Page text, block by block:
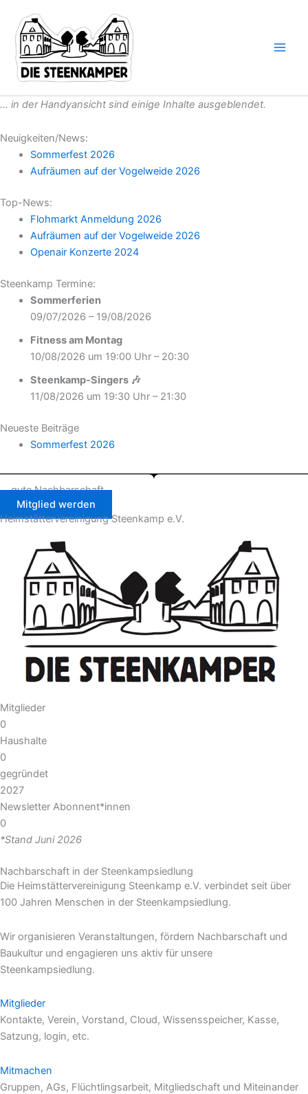
Inhalt
springen
… in der Handyansicht sind einige Inhalte ausgeblendet.
Neuigkeiten/News:
Sommerfest 2026
Aufräumen auf der Vogelweide 2026
Top-News:
Flohmarkt Anmeldung 2026
Aufräumen auf der Vogelweide 2026
Openair Konzerte 2024
Steenkamp Termine:
Sommerferien
09/07/2026 – 19/08/2026
Fitness am Montag
10/08/2026 um 19:00 Uhr – 20:30
Steenkamp-Singers 🎶
11/08/2026 um 19:30 Uhr – 21:30
Neueste Beiträge
Sommerfest 2026
... gute Nachbarschaft
Mitglied werden
Heimstätter­vereinigung Steenkamp e.V.
Mitglieder
0
Haushalte
0
gegründet
2027
Newsletter Abonnent*innen​
0
*Stand Juni 2026
Nachbarschaft in der Steenkampsiedlung
Die Heimstättervereinigung Steenkamp e.V. verbindet seit über
100 Jahren Menschen in der Steenkampsiedlung.
Wir organisieren Veranstaltungen, fördern Nachbarschaft und
Baukultur und engagieren uns aktiv für unsere
Steenkampsiedlung.
Mitglieder
Kontakte, Verein, Vorstand, Cloud, Wissens­speicher, Kasse,
Satzung, login, etc.
Mitmachen
Gruppen, AGs, Flüchtlings­arbeit, Mitglied­schaft und Mit­einander
nach:
deine
Mail-
Adresse
ein ...